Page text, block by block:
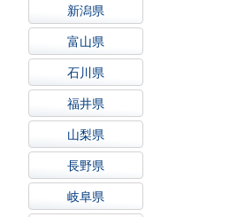
新潟県
富山県
石川県
福井県
山梨県
長野県
岐阜県